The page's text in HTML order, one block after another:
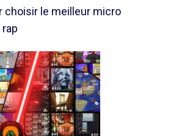
choisir le meilleur micro